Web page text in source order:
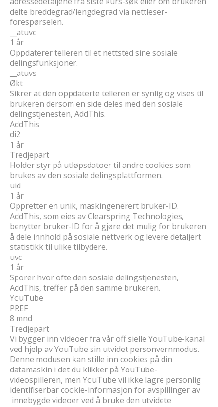
delte breddegrad/lengdegrad via nettleser-
forespørselen.
__atuvc
1 år
Oppdaterer telleren til et nettsted sine sosiale
delingsfunksjoner.
__atuvs
Økt
Sikrer at den oppdaterte telleren er synlig og vises til
brukeren dersom en side deles med den sosiale
delingstjenesten, AddThis.
AddThis
di2
1 år
Tredjepart
Holder styr på utløpsdatoer til andre cookies som
brukes av den sosiale delingsplattformen.
uid
1 år
Oppretter en unik, maskingenerert bruker-ID.
AddThis, som eies av Clearspring Technologies,
benytter bruker-ID for å gjøre det mulig for brukeren
å dele innhold på sosiale nettverk og levere detaljert
statistikk til ulike tilbydere.
uvc
1 år
Sporer hvor ofte den sosiale delingstjenesten,
AddThis, treffer på den samme brukeren.
YouTube
PREF
8 mnd
Tredjepart
Vi bygger inn videoer fra vår offisielle YouTube-kanal
ved hjelp av YouTube sin utvidet personvernmodus.
Denne modusen kan stille inn cookies på din
datamaskin i det du klikker på YouTube-
videospilleren, men YouTube vil ikke lagre personlig
identifiserbar cookie-informasjon for avspillinger av
innebygde videoer ved å bruke den utvidete